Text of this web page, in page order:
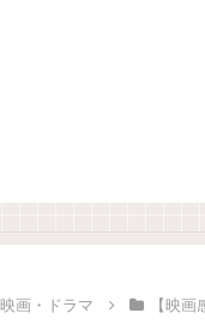
映画・ドラマ 【映